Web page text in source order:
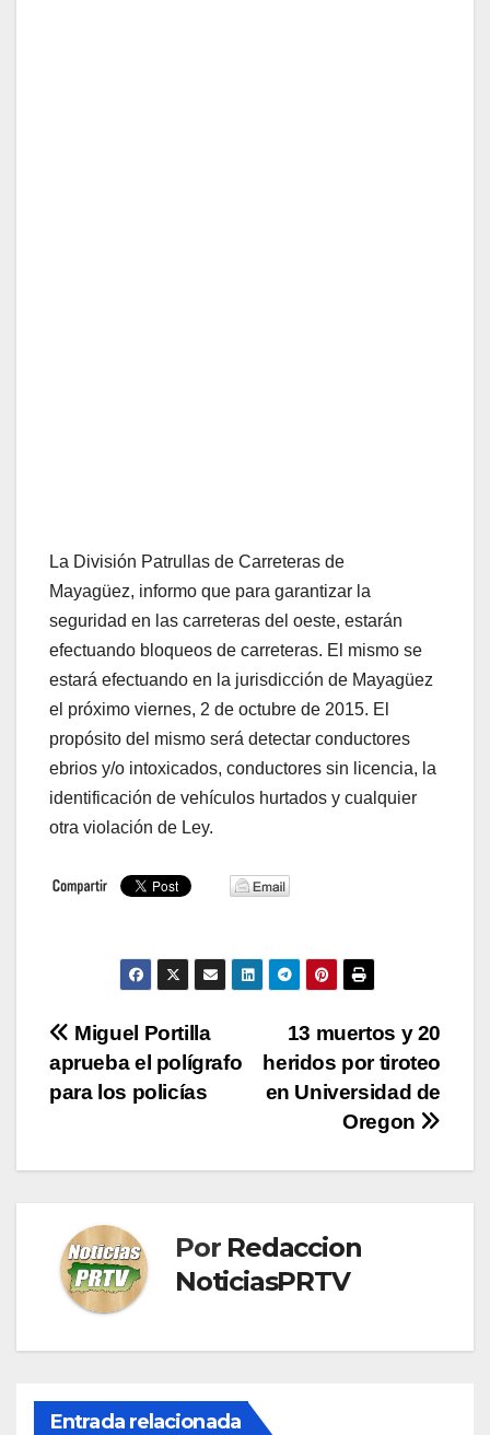
La División Patrullas de Carreteras de
Mayagüez, informo que para garantizar la
seguridad en las carreteras del oeste, estarán
efectuando bloqueos de carreteras. El mismo se
estará efectuando en la jurisdicción de Mayagüez
el próximo viernes, 2 de octubre de 2015. El
propósito del mismo será detectar conductores
ebrios y/o intoxicados, conductores sin licencia, la
identificación de vehículos hurtados y cualquier
otra violación de Ley.
Navegación
de
13 muertos y 20
heridos por tiroteo
en Universidad de
Oregon
Miguel Portilla
aprueba el polígrafo
para los policías
Por Redaccion
NoticiasPRTV
Entrada relacionada